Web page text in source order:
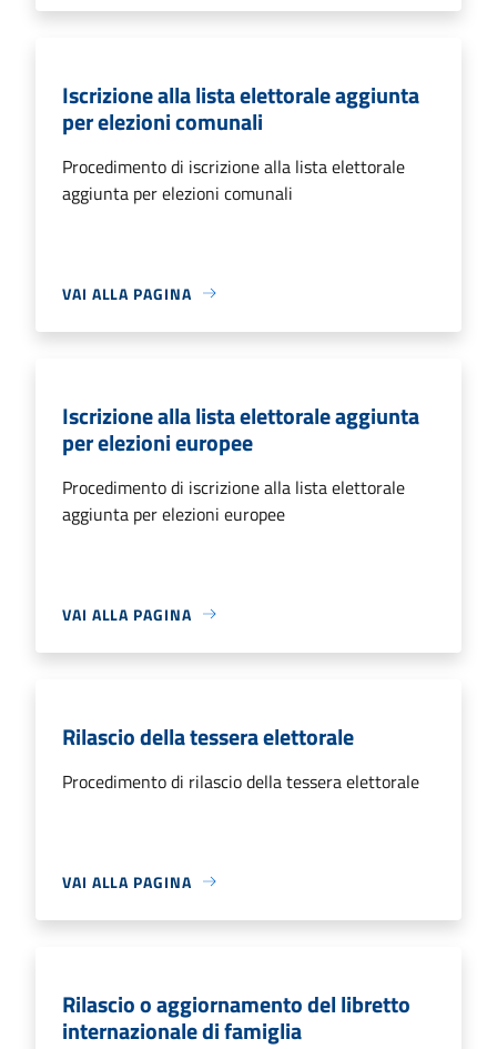
Iscrizione alla lista elettorale aggiunta
per elezioni comunali
Procedimento di iscrizione alla lista elettorale
aggiunta per elezioni comunali
VAI ALLA PAGINA
Iscrizione alla lista elettorale aggiunta
per elezioni europee
Procedimento di iscrizione alla lista elettorale
aggiunta per elezioni europee
VAI ALLA PAGINA
Rilascio della tessera elettorale
Procedimento di rilascio della tessera elettorale
VAI ALLA PAGINA
Rilascio o aggiornamento del libretto
internazionale di famiglia